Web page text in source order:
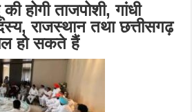
होगी ताजपोशी, गांधी
राजस्थान तथा छत्तीसगढ़
हो सकते हैं